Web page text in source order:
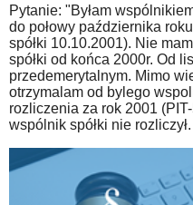
Pytanie: "Byłam
do połowy października
spółki 10.10.2001). Nie
spółki od końca 2000r. Od
przedemerytalnym. Mimo
otrzymalam od bylego
rozliczenia za rok 2001
wspólnik spółki nie